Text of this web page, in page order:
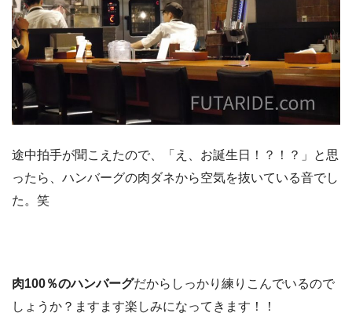
途中拍手が聞こえたので、「え、お誕生日！？！？」と思
ったら、ハンバーグの肉ダネから空気を抜いている音でし
た。笑
肉100％のハンバーグだからしっかり練りこんでいるので
しょうか？ますます楽しみになってきます！！